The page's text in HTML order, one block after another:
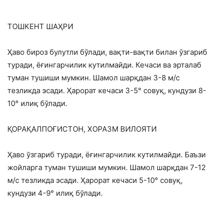
ТОШКEНТ ШАҲРИ
Ҳаво бироз булутли бўлади, вақти-вақти билан ўзгариб
туради, ёғингарчилик кутилмайди. Кечаси ва эрталаб
туман тушиши мумкин. Шамол шарқдан 3-8 м/с
тезликда эсади. Ҳарорат кечаси 3-5° совуқ, кундузи 8-
10° илиқ бўлади.
ҚОРАҚАЛПОҒИСТОН, ХОРАЗМ ВИЛОЯТИ
Ҳаво ўзгариб туради, ёғингарчилик кутилмайди. Баъзи
жойларга туман тушиши мумкин. Шамол шарқдан 7-12
м/с тезликда эсади. Ҳарорат кечаси 5-10° совуқ,
кундузи 4-9° илиқ бўлади.